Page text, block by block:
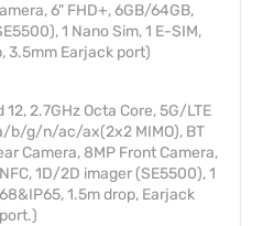
6" FHD+, 6GB/64GB,
1 Nano Sim, 1 E-SIM,
3.5mm Earjack port)
12, 2.7GHz Octa Core, 5G/LTE
b/g/n/ac/ax(2x2 MIMO), BT
Camera, 8MP Front Camera,
1D/2D imager (SE5500), 1
1.5m drop, Earjack